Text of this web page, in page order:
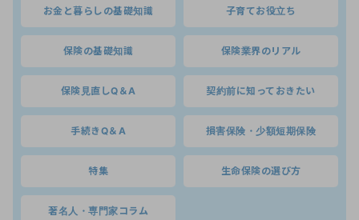
お金と暮らしの基礎知識 子育てお役立ち
保険の基礎知識 保険業界のリアル
保険見直しQ＆A 契約前に知っておきたい
手続きQ＆A 損害保険・少額短期保険
特集 生命保険の選び方
著名人・専門家コラム